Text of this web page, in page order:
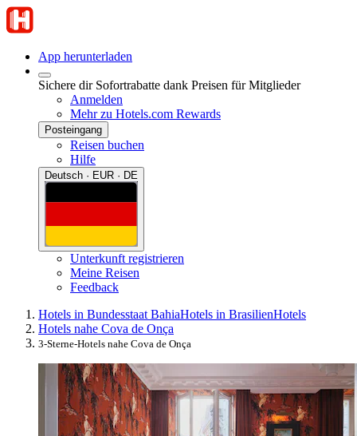
App herunterladen
Sichere dir Sofortrabatte dank Preisen für Mitglieder
Anmelden
Mehr zu Hotels.com Rewards
Posteingang
Reisen buchen
Hilfe
Deutsch · EUR · DE
Unterkunft registrieren
Meine Reisen
Feedback
Hotels in Bundesstaat BahiaHotels in BrasilienHotels
Hotels nahe Cova de Onça
3-Sterne-Hotels nahe Cova de Onça